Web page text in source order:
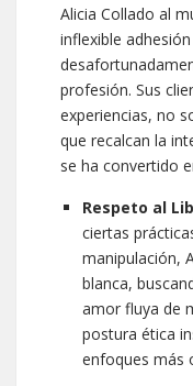
Alicia Collado al
inflexible
profesión. Sus
experiencias, no
que recalcan la
se ha convertido
Respeto al
ciertas
manipulación,
blanca,
amor fluya de
postura ética
enfoques más